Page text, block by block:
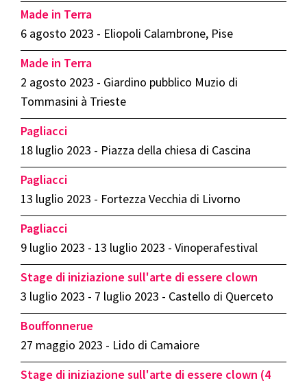
Made in Terra
6 agosto 2023 - Eliopoli Calambrone, Pise
Made in Terra
2 agosto 2023 - Giardino pubblico Muzio di
Tommasini à Trieste
Pagliacci
18 luglio 2023 - Piazza della chiesa di Cascina
Pagliacci
13 luglio 2023 - Fortezza Vecchia di Livorno
Pagliacci
9 luglio 2023 - 13 luglio 2023 - Vinoperafestival
Stage di iniziazione sull'arte di essere clown
3 luglio 2023 - 7 luglio 2023 - Castello di Querceto
Bouffonnerue
27 maggio 2023 - Lido di Camaiore
Stage di iniziazione sull'arte di essere clown (4